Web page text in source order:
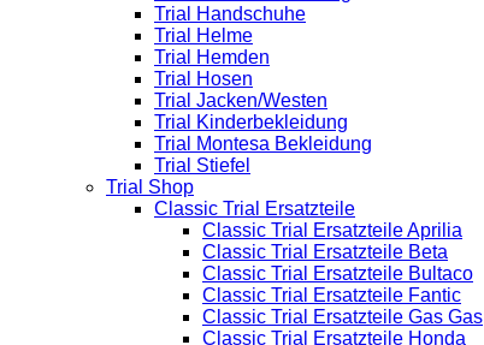
Trial Handschuhe
Trial Helme
Trial Hemden
Trial Hosen
Trial Jacken/Westen
Trial Kinderbekleidung
Trial Montesa Bekleidung
Trial Stiefel
Trial Shop
Classic Trial Ersatzteile
Classic Trial Ersatzteile Aprilia
Classic Trial Ersatzteile Beta
Classic Trial Ersatzteile Bultaco
Classic Trial Ersatzteile Fantic
Classic Trial Ersatzteile Gas Gas
Classic Trial Ersatzteile Honda